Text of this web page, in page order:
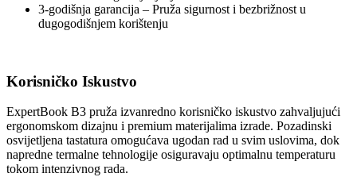
3-godišnja garancija – Pruža sigurnost i bezbrižnost u
dugogodišnjem korištenju
Korisničko Iskustvo
ExpertBook B3 pruža izvanredno korisničko iskustvo zahvaljujući
ergonomskom dizajnu i premium materijalima izrade. Pozadinski
osvijetljena tastatura omogućava ugodan rad u svim uslovima, dok
napredne termalne tehnologije osiguravaju optimalnu temperaturu
tokom intenzivnog rada.